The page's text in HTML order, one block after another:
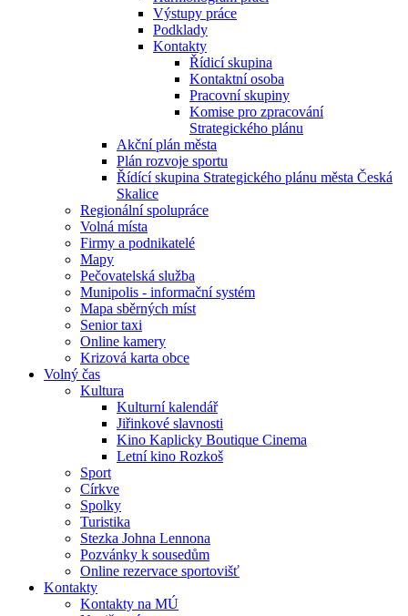
Výstupy práce
Podklady
Kontakty
Řídicí skupina
Kontaktní osoba
Pracovní skupiny
Komise pro zpracování
Strategického plánu
Akční plán města
Plán rozvoje sportu
Řídící skupina Strategického plánu města Česká
Skalice
Regionální spolupráce
Volná místa
Firmy a podnikatelé
Mapy
Pečovatelská služba
Munipolis - informační systém
Mapa sběrných míst
Senior taxi
Online kamery
Krizová karta obce
Volný čas
Kultura
Kulturní kalendář
Jiřinkové slavnosti
Kino Kaplicky Boutique Cinema
Letní kino Rozkoš
Sport
Církve
Spolky
Turistika
Stezka Johna Lennona
Pozvánky k sousedům
Online rezervace sportovišť
Kontakty
Kontakty na MÚ